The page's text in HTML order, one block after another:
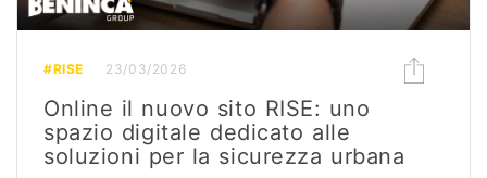
#RISE 23/03/2026
Online il nuovo sito RISE: uno
spazio digitale dedicato alle
soluzioni per la sicurezza urbana